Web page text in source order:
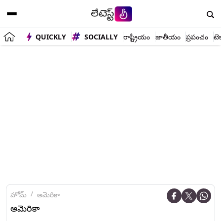
QUICKLY SOCIALLY రాష్ట్రీయం జాతీయం ప్రపంచం
హోమ్ అమెరికా
అమెరికా